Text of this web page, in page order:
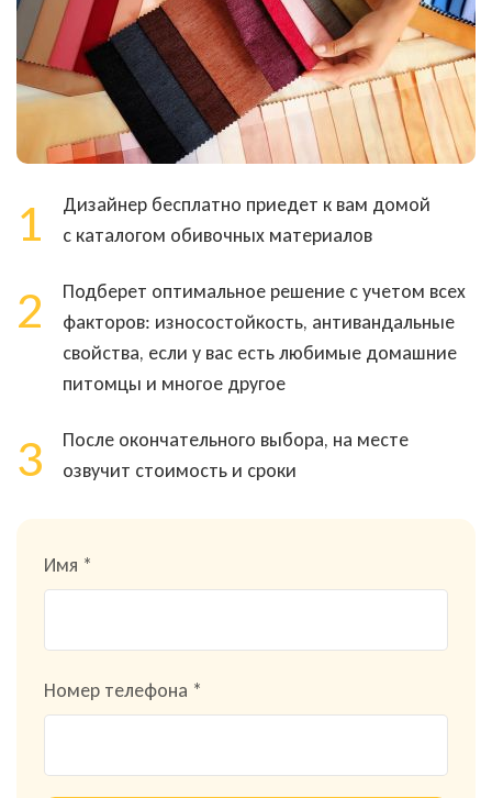
1
Дизайнер бесплатно приедет к вам домой
с каталогом обивочных материалов
2
Подберет оптимальное решение с учетом всех
факторов: износостойкость, антивандальные
свойства, если у вас есть любимые домашние
питомцы и многое другое
3
После окончательного выбора, на месте
озвучит стоимость и сроки
Имя *
Номер телефона *